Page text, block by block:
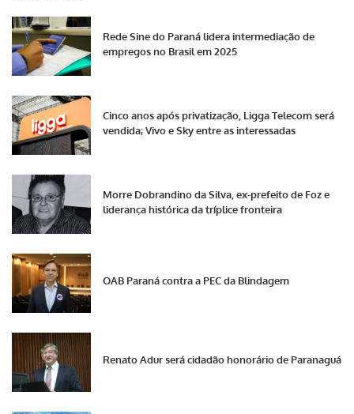
Rede Sine do Paraná lidera intermediação de
empregos no Brasil em 2025
Cinco anos após privatização, Ligga Telecom será
vendida; Vivo e Sky entre as interessadas
Morre Dobrandino da Silva, ex-prefeito de Foz e
liderança histórica da tríplice fronteira
OAB Paraná contra a PEC da Blindagem
Renato Adur será cidadão honorário de Paranaguá